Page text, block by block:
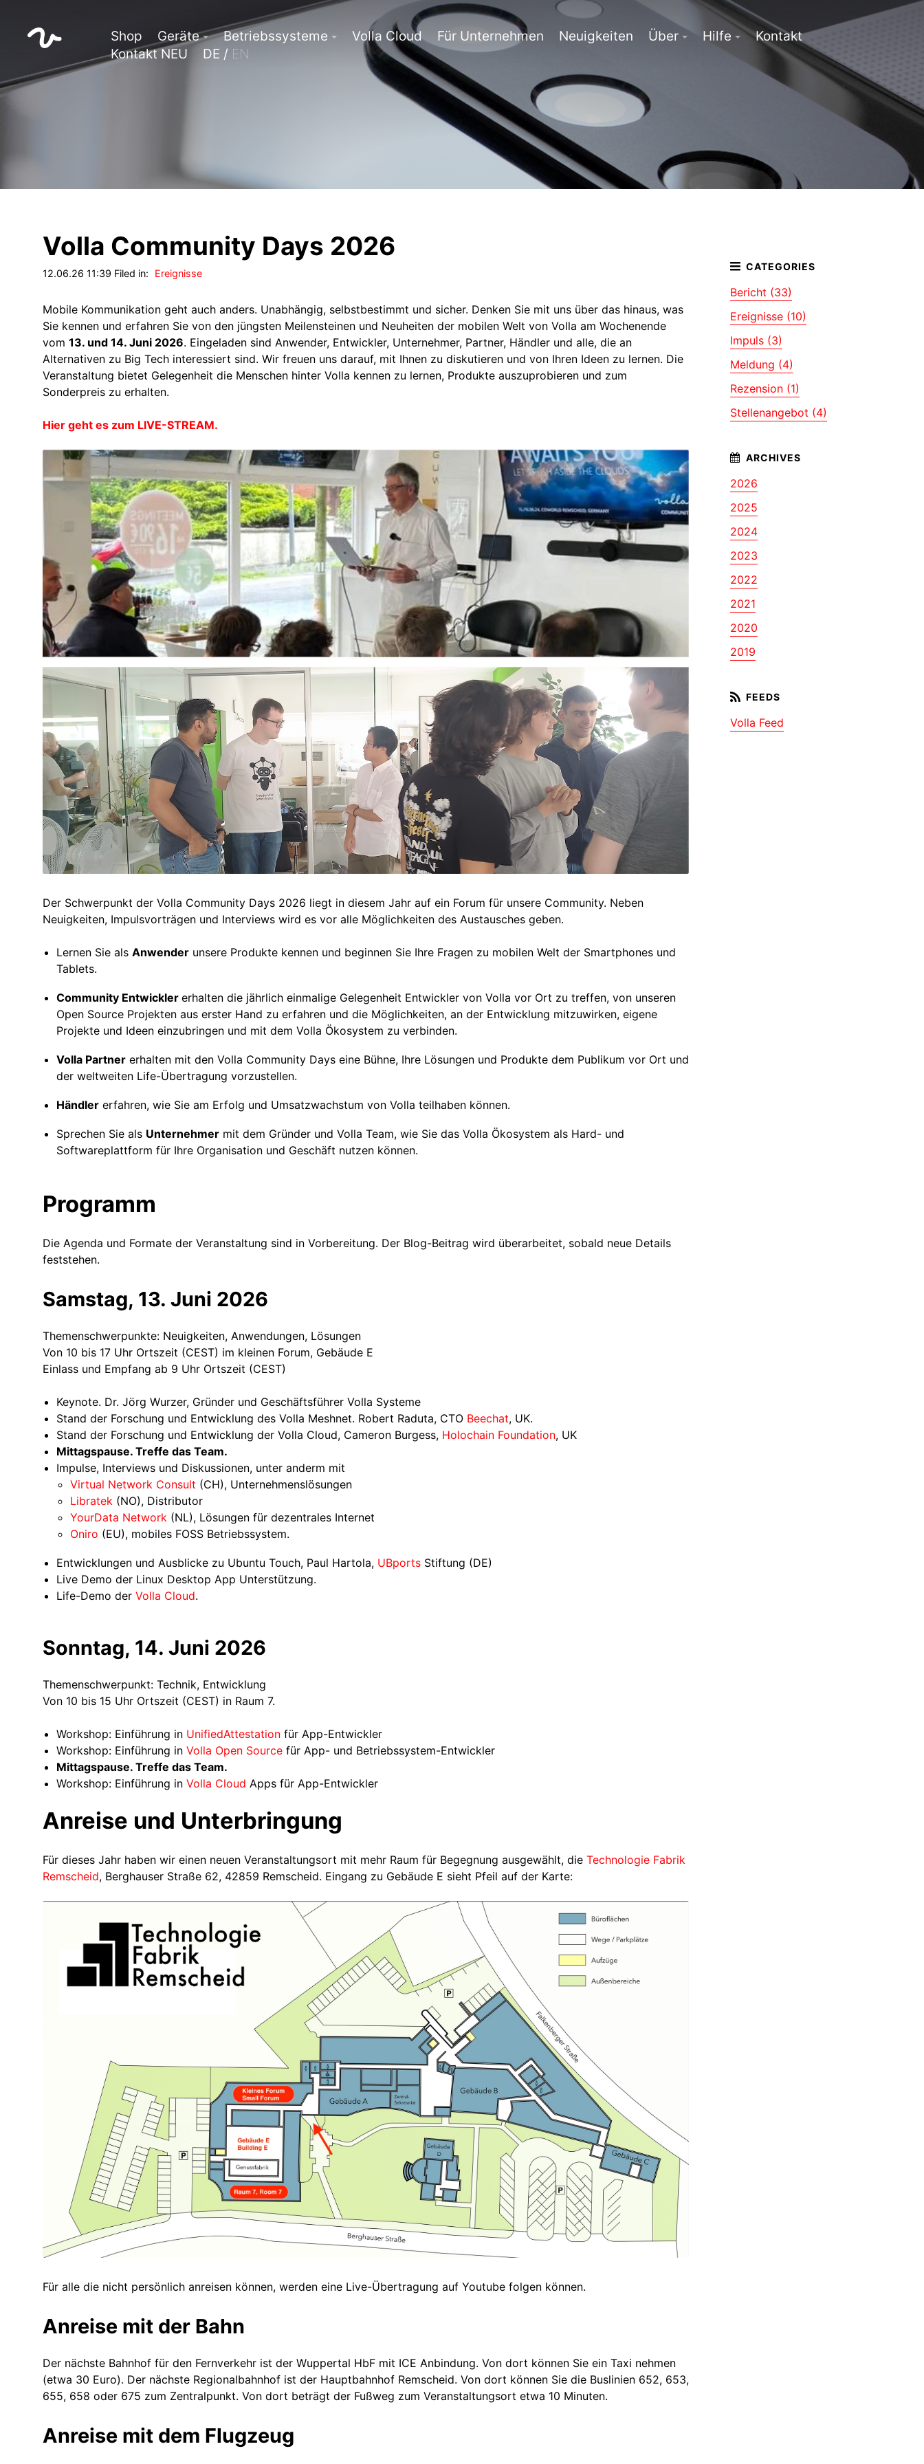
Shop Geräte Betriebssysteme Volla Cloud Für Unternehmen Neuigkeiten Über Hilfe
Kontakt
Kontakt NEU
DE / EN
Volla Community Days 2026
12.06.26 11:39 Filed in: Ereignisse
Mobile Kommunikation geht auch anders. Unabhängig, selbstbestimmt und sicher. Denken Sie mit uns über das hinaus, was
Sie kennen und erfahren Sie von den jüngsten Meilensteinen und Neuheiten der mobilen Welt von Volla am Wochenende
vom 13. und 14. Juni 2026. Eingeladen sind Anwender, Entwickler, Unternehmer, Partner, Händler und alle, die an
Alternativen zu Big Tech interessiert sind. Wir freuen uns darauf, mit Ihnen zu diskutieren und von Ihren Ideen zu lernen. Die
Veranstaltung bietet Gelegenheit die Menschen hinter Volla kennen zu lernen, Produkte auszuprobieren und zum
Sonderpreis zu erhalten.
Hier geht es zum LIVE-STREAM.
Der Schwerpunkt der Volla Community Days 2026 liegt in diesem Jahr auf ein Forum für unsere Community. Neben
Neuigkeiten, Impulsvorträgen und Interviews wird es vor alle Möglichkeiten des Austausches geben.
Lernen Sie als Anwender unsere Produkte kennen und beginnen Sie Ihre Fragen zu mobilen Welt der Smartphones und
Tablets.
Community Entwickler erhalten die jährlich einmalige Gelegenheit Entwickler von Volla vor Ort zu treffen, von unseren
Open Source Projekten aus erster Hand zu erfahren und die Möglichkeiten, an der Entwicklung mitzuwirken, eigene
Projekte und Ideen einzubringen und mit dem Volla Ökosystem zu verbinden.
Volla Partner erhalten mit den Volla Community Days eine Bühne, Ihre Lösungen und Produkte dem Publikum vor Ort und
der weltweiten Life-Übertragung vorzustellen.
Händler erfahren, wie Sie am Erfolg und Umsatzwachstum von Volla teilhaben können.
Sprechen Sie als Unternehmer mit dem Gründer und Volla Team, wie Sie das Volla Ökosystem als Hard- und
Softwareplattform für Ihre Organisation und Geschäft nutzen können.
Programm
Die Agenda und Formate der Veranstaltung sind in Vorbereitung. Der Blog-Beitrag wird überarbeitet, sobald neue Details
feststehen.
Samstag, 13. Juni 2026
Themenschwerpunkte: Neuigkeiten, Anwendungen, Lösungen
Von 10 bis 17 Uhr Ortszeit (CEST) im kleinen Forum, Gebäude E
Einlass und Empfang ab 9 Uhr Ortszeit (CEST)
Keynote. Dr. Jörg Wurzer, Gründer und Geschäftsführer Volla Systeme
Stand der Forschung und Entwicklung des Volla Meshnet. Robert Raduta, CTO Beechat, UK.
Stand der Forschung und Entwicklung der Volla Cloud, Cameron Burgess, Holochain Foundation, UK
Mittagspause. Treffe das Team.
Impulse, Interviews und Diskussionen, unter anderm mit
Virtual Network Consult (CH), Unternehmenslösungen
Libratek (NO), Distributor
YourData Network (NL), Lösungen für dezentrales Internet
Oniro (EU), mobiles FOSS Betriebssystem.
Entwicklungen und Ausblicke zu Ubuntu Touch, Paul Hartola, UBports Stiftung (DE)
Live Demo der Linux Desktop App Unterstützung.
Life-Demo der Volla Cloud.
Sonntag, 14. Juni 2026
Themenschwerpunkt: Technik, Entwicklung
Von 10 bis 15 Uhr Ortszeit (CEST) in Raum 7.
Workshop: Einführung in UnifiedAttestation für App-Entwickler
Workshop: Einführung in Volla Open Source für App- und Betriebssystem-Entwickler
Mittagspause. Treffe das Team.
Workshop: Einführung in Volla Cloud Apps für App-Entwickler
Anreise und Unterbringung
Für dieses Jahr haben wir einen neuen Veranstaltungsort mit mehr Raum für Begegnung ausgewählt, die Technologie Fabrik
Remscheid, Berghauser Straße 62, 42859 Remscheid. Eingang zu Gebäude E sieht Pfeil auf der Karte:
Für alle die nicht persönlich anreisen können, werden eine Live-Übertragung auf Youtube folgen können.
Anreise mit der Bahn
Der nächste Bahnhof für den Fernverkehr ist der Wuppertal HbF mit ICE Anbindung. Von dort können Sie ein Taxi nehmen
(etwa 30 Euro). Der nächste Regionalbahnhof ist der Hauptbahnhof Remscheid. Von dort können Sie die Buslinien 652, 653,
655, 658 oder 675 zum Zentralpunkt. Von dort beträgt der Fußweg zum Veranstaltungsort etwa 10 Minuten.
Anreise mit dem Flugzeug
Bericht (33)
Ereignisse (10)
Impuls (3)
Meldung (4)
Rezension (1)
Stellenangebot (4)
2026
2025
2024
2023
2022
2021
2020
2019
Volla Feed